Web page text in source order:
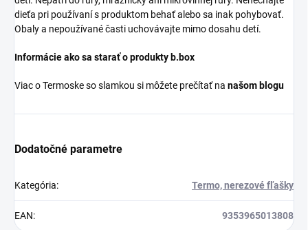
dieťa pri používaní s produktom behať alebo sa inak pohybovať.
Obaly a nepoužívané časti uchovávajte mimo dosahu detí.
Informácie ako sa starať o produkty b.box
Viac o Termoske so slamkou si môžete prečítať na našom blogu
Dodatočné parametre
Kategória: Termo, nerezové fľašky
EAN: 9353965013808